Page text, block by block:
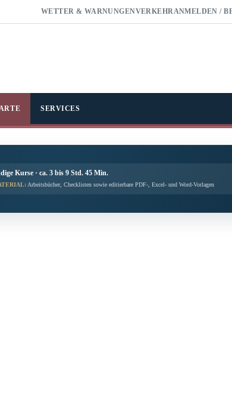
WETTER & WARNUNGENVERKEHRANMELDEN /
SERVICES
Kurse · ca. 3 bis 9 Std. 45 Min.
Arbeitsbücher, Checklisten sowie editierbare PDF-, Excel- und Word-Vorlagen